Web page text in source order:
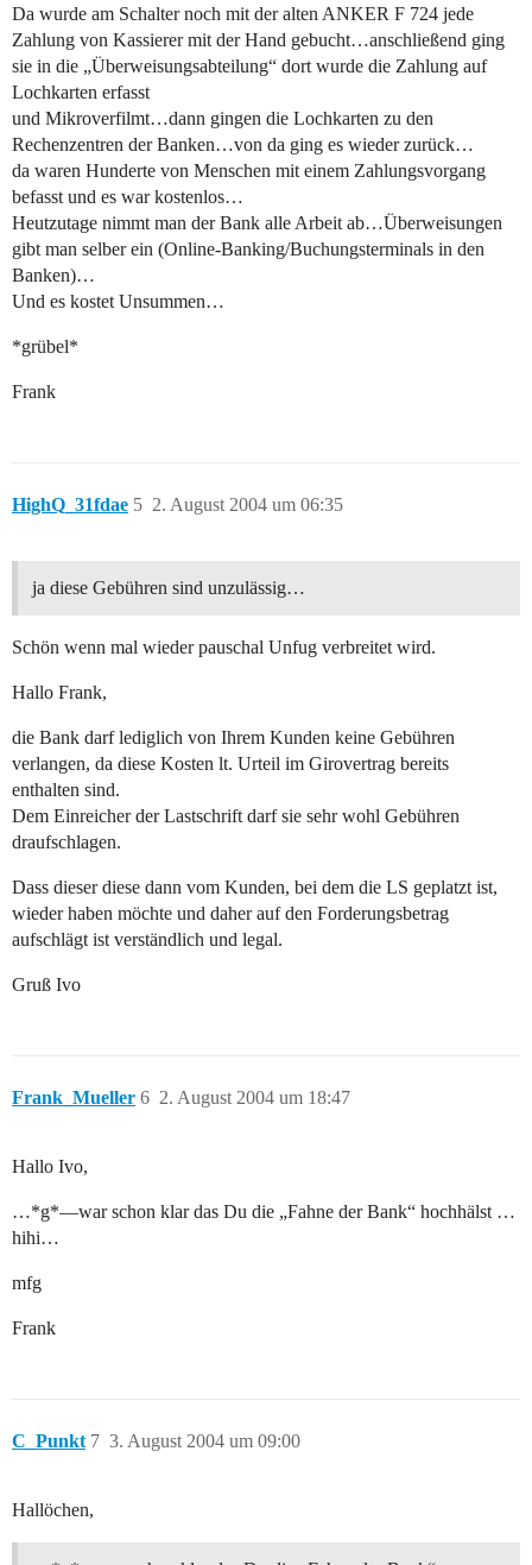
Da wurde am Schalter noch mit der alten ANKER F 724 jede
Zahlung von Kassierer mit der Hand gebucht…anschließend ging
sie in die „Überweisungsabteilung“ dort wurde die Zahlung auf
Lochkarten erfasst
und Mikroverfilmt…dann gingen die Lochkarten zu den
Rechenzentren der Banken…von da ging es wieder zurück…
da waren Hunderte von Menschen mit einem Zahlungsvorgang
befasst und es war kostenlos…
Heutzutage nimmt man der Bank alle Arbeit ab…Überweisungen
gibt man selber ein (Online-Banking/Buchungsterminals in den
Banken)…
Und es kostet Unsummen…
*grübel*
Frank
HighQ_31fdae 2. August 2004 um 06:35
5
ja diese Gebühren sind unzulässig…
Schön wenn mal wieder pauschal Unfug verbreitet wird.
Hallo Frank,
die Bank darf lediglich von Ihrem Kunden keine Gebühren
verlangen, da diese Kosten lt. Urteil im Girovertrag bereits
enthalten sind.
Dem Einreicher der Lastschrift darf sie sehr wohl Gebühren
draufschlagen.
Dass dieser diese dann vom Kunden, bei dem die LS geplatzt ist,
wieder haben möchte und daher auf den Forderungsbetrag
aufschlägt ist verständlich und legal.
Gruß Ivo
Frank_Mueller 2. August 2004 um 18:47
6
Hallo Ivo,
…*g*—war schon klar das Du die „Fahne der Bank“ hochhälst …
hihi…
mfg
Frank
C_Punkt 3. August 2004 um 09:00
7
Hallöchen,